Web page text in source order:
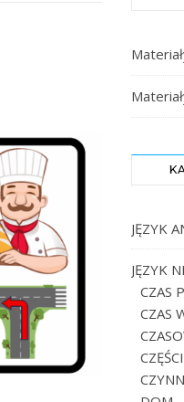
JĘZYK
JĘZYK
CZAS
CZAS